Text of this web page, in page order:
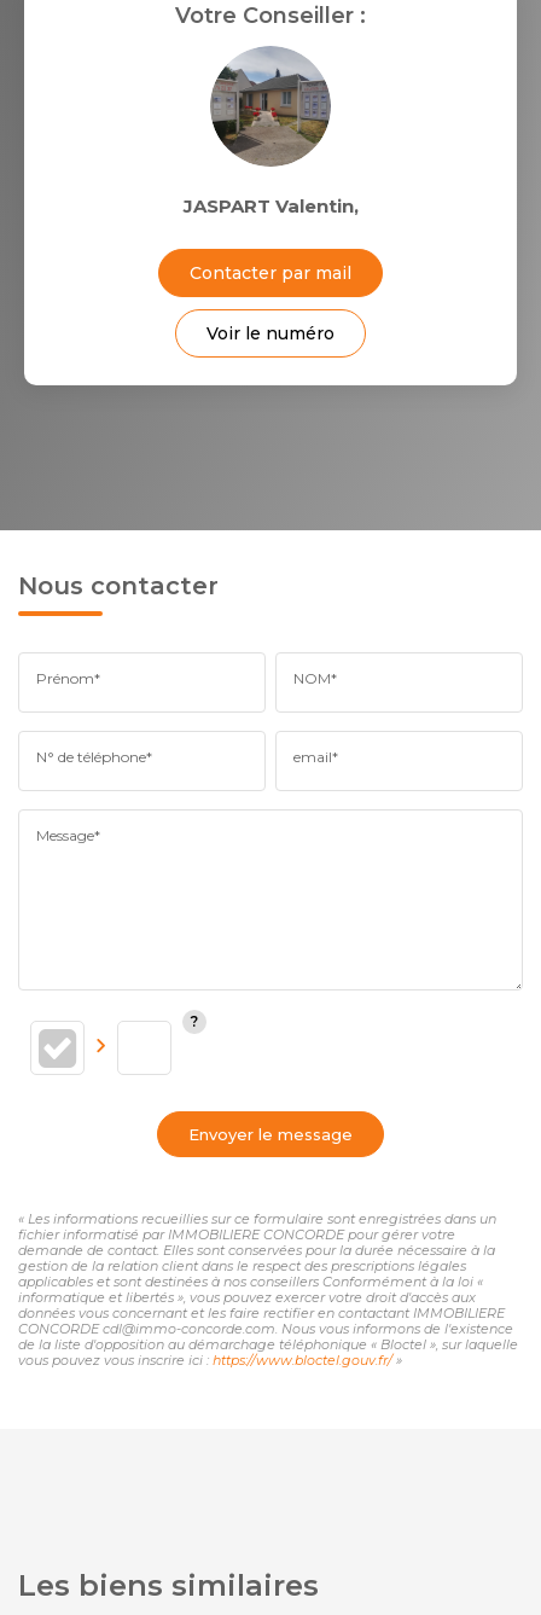
Votre Conseiller :
JASPART Valentin,
Contacter par mail
Voir le numéro
Nous contacter
Prénom* NOM*
N° de téléphone* email*
Message*
Envoyer le message
« Les informations recueillies sur ce formulaire sont enregistrées dans un
fichier informatisé par IMMOBILIERE CONCORDE pour gérer votre
demande de contact. Elles sont conservées pour la durée nécessaire à la
gestion de la relation client dans le respect des prescriptions légales
applicables et sont destinées à nos conseillers Conformément à la loi «
informatique et libertés », vous pouvez exercer votre droit d'accès aux
données vous concernant et les faire rectifier en contactant IMMOBILIERE
CONCORDE cdl@immo-concorde.com. Nous vous informons de l'existence
de la liste d'opposition au démarchage téléphonique « Bloctel », sur laquelle
vous pouvez vous inscrire ici : https://www.bloctel.gouv.fr/»
Les biens similaires